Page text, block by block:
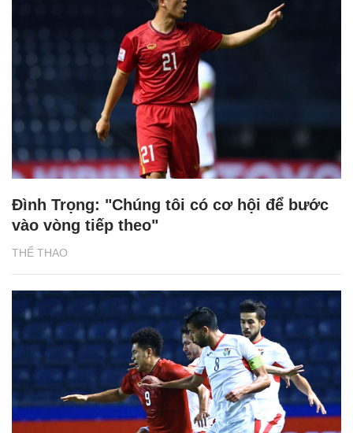
THỂ THAO
Đình Trọng: "Chúng tôi có cơ hội để bước
vào vòng tiếp theo"